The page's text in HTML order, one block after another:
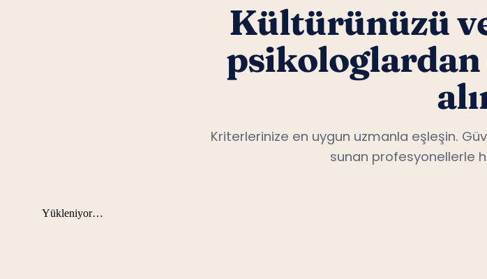
Kültürünüzü
Kriterlerinize en uygun uzmanla eşleşin.
sunan profesyonellerle